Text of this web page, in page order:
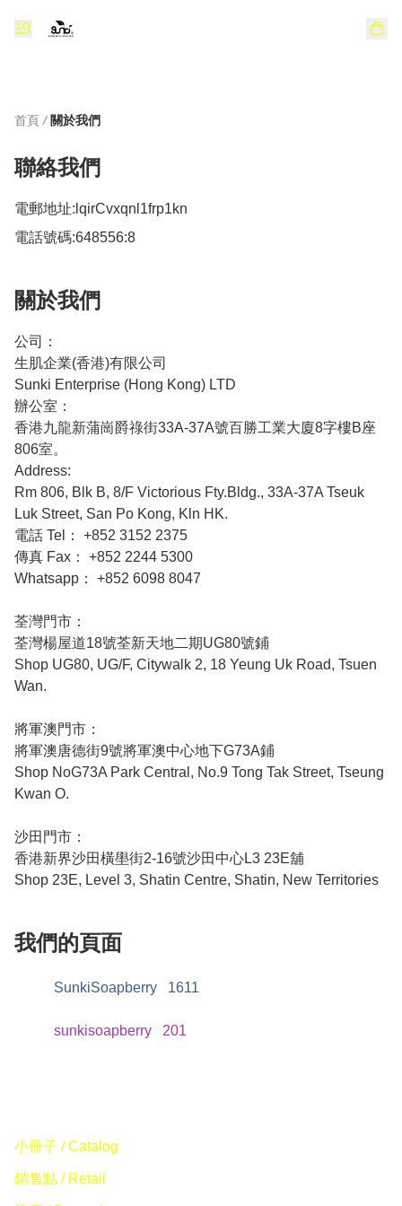
首頁 / 關於我們
聯絡我們
電郵地址: lqirCvxqnl1frp1kn
電話號碼:648556:8
關於我們
公司：
生肌企業(香港)有限公司
Sunki Enterprise (Hong Kong) LTD
辦公室：
香港九龍新蒲崗爵祿街33A-37A號百勝工業大廈8字樓B座
806室。
Address:
Rm 806, Blk B, 8/F Victorious Fty.Bldg., 33A-37A Tseuk
Luk Street, San Po Kong, Kln HK.
電話 Tel： +852 3152 2375
傳真 Fax： +852 2244 5300
Whatsapp： +852 6098 8047
荃灣門市：
荃灣楊屋道18號荃新天地二期UG80號鋪
Shop UG80, UG/F, Citywalk 2, 18 Yeung Uk Road, Tsuen
Wan.
將軍澳門市：
將軍澳唐德街9號將軍澳中心地下G73A鋪
Shop NoG73A Park Central, No.9 Tong Tak Street, Tseung
Kwan O.
沙田門市：
香港新界沙田橫壆街2-16號沙田中心L3 23E舖
Shop 23E, Level 3, Shatin Centre, Shatin, New Territories
我們的頁面
SunkiSoapberry 1611
sunkisoapberry 201
小冊子 / Catalog
銷售點 / Retail